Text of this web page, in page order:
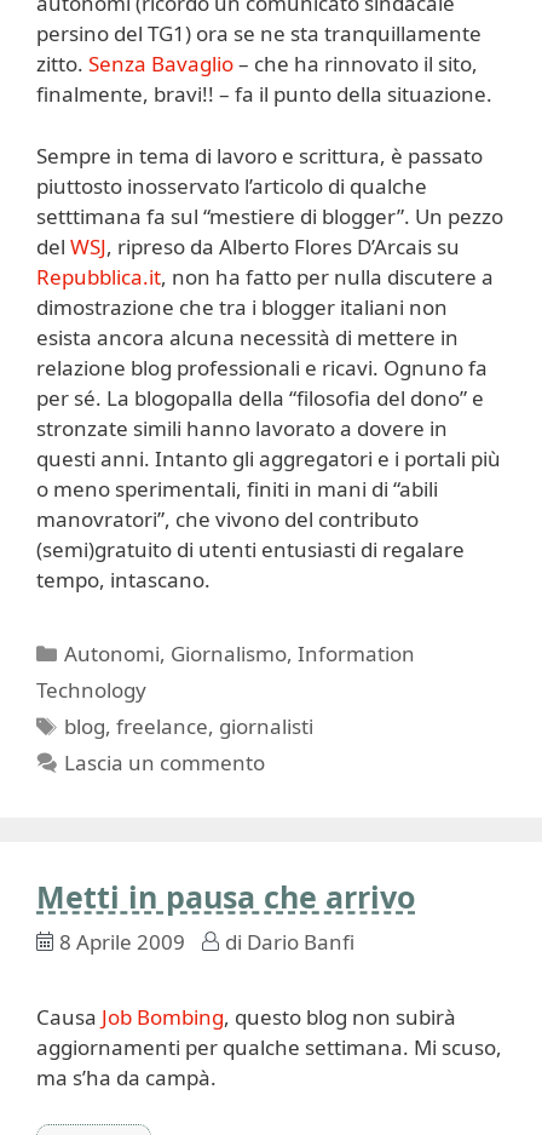
persino del TG1) ora se ne sta tranquillamente
zitto. Senza Bavaglio– che ha rinnovato il sito,
finalmente, bravi!! – fa il punto della situazione.
Sempre in tema di lavoro e scrittura, è passato
piuttosto inosservato l’articolo di qualche
setttimana fa sul “mestiere di blogger”. Un pezzo
del WSJ, ripreso da Alberto Flores D’Arcais su
Repubblica.it, non ha fatto per nulla discutere a
dimostrazione che tra i blogger italiani non
esista ancora alcuna necessità di mettere in
relazione blog professionali e ricavi. Ognuno fa
per sé. La blogopalla della “filosofia del dono” e
stronzate simili hanno lavorato a dovere in
questi anni. Intanto gli aggregatori e i portali più
o meno sperimentali, finiti in mani di “abili
manovratori”, che vivono del contributo
(semi)gratuito di utenti entusiasti di regalare
tempo, intascano.
Categorie
Autonomi, Giornalismo,Information
Technology
Tag
blog,freelance, giornalisti
Lascia un commento
Metti in pausa che arrivo
8 Aprile 2009 di Dario Banfi
Causa Job Bombing, questo blog non subirà
aggiornamenti per qualche settimana. Mi scuso,
ma s’ha da campà.